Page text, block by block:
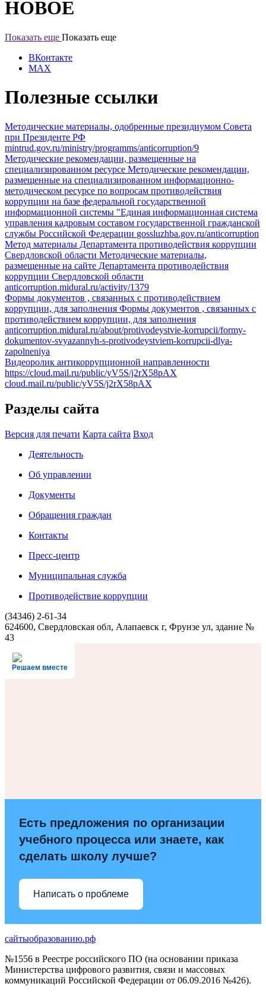
НОВОЕ
Показать еще Показать еще
ВКонтакте
MAX
Полезные ссылки
Методические материалы, одобренные президиумом Совета
при Президенте РФ
mintrud.gov.ru/ministry/programms/anticorruption/9
Методические рекомендации, размещенные на
специализированном ресурсе Методические рекомендации,
размещенные на специализированном информационно-
методическом ресурсе по вопросам противодействия
коррупции на базе федеральной государственной
информационной системы "Единая информационная система
управления кадровым составом государственной гражданской
службы Российской Федерации gossluzhba.gov.ru/anticorruption
Метод материалы Департамента противодействия коррупции
Свердловской области Методические материалы,
размещенные на сайте Департамента противодействия
коррупции Свердловской области
anticorruption.midural.ru/activity/1379
Формы документов , связанных с противодействием
коррупции, для заполнения Формы документов , связанных с
противодействием коррупции, для заполнения
anticorruption.midural.ru/about/protivodeystvie-korrupcii/formy-
dokumentov-svyazannyh-s-protivodeystviem-korrupcii-dlya-
zapolneniya
Видеоролик антикоррупционной направленности
https://cloud.mail.ru/public/yV5S/j2rX58pAX
cloud.mail.ru/public/yV5S/j2rX58pAX
Разделы сайта
Версия для печати Карта сайта Вход
Деятельность
Об управлении
Документы
Обращения граждан
Контакты
Пресс-центр
Муниципальная служба
Противодействие коррупции
(34346) 2-61-34
624600, Свердловская обл, Алапаевск г, Фрунзе ул, здание №
43
Решаем вместе
Есть предложения по организации
учебного процесса или знаете, как
сделать школу лучше?
Написать о проблеме
сайтыобразованию.рф
№1556 в Реестре российского ПО (на основании приказа
Министерства цифрового развития, связи и массовых
коммуникаций Российской Федерации от 06.09.2016 №426).